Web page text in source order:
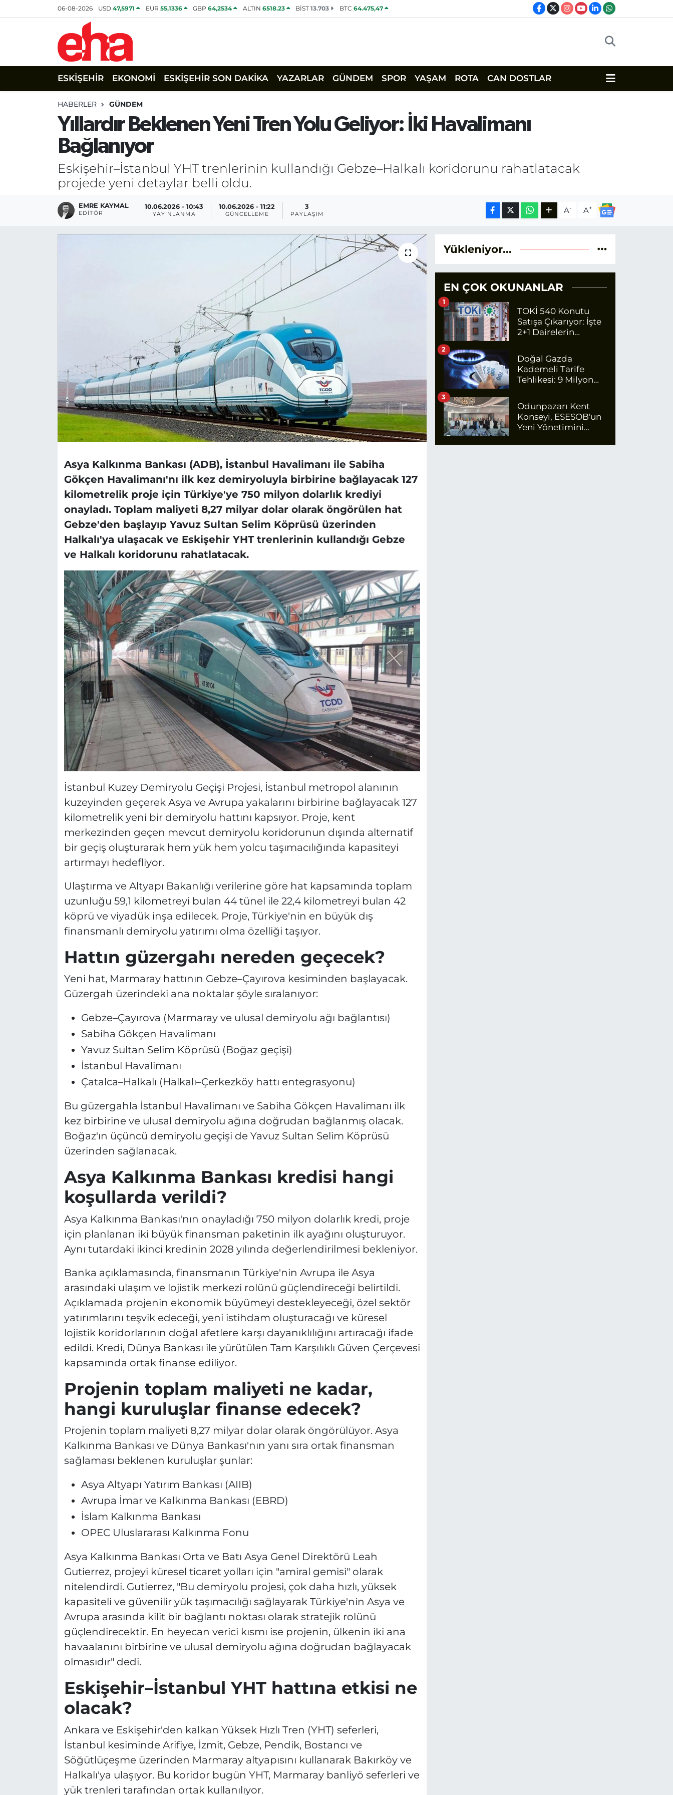
06-08-2026 USD47,5971 EUR 55,1336 GBP64,2534 ALTIN 6518.23 BİST13.703 BTC 64.475,47
ESKİŞEHİR EKONOMİ ESKİŞEHİR SON DAKİKA YAZARLAR GÜNDEM SPOR YAŞAM ROTA CAN DOSTLAR
HABERLER GÜNDEM
Yıllardır Beklenen Yeni Tren Yolu Geliyor: İki Havalimanı
Bağlanıyor
Eskişehir–İstanbul YHT trenlerinin kullandığı Gebze–Halkalı koridorunu rahatlatacak
projede yeni detaylar belli oldu.
EMRE KAYMAL
EDITÖR
10.06.2026 - 10:43
YAYINLANMA
10.06.2026 - 11:22
GÜNCELLEME
3
PAYLAŞIM A- A+
Asya Kalkınma Bankası (ADB), İstanbul Havalimanı ile Sabiha
Gökçen Havalimanı'nı ilk kez demiryoluyla birbirine bağlayacak 127
kilometrelik proje için Türkiye'ye 750 milyon dolarlık krediyi
onayladı. Toplam maliyeti 8,27 milyar dolar olarak öngörülen hat
Gebze'den başlayıp Yavuz Sultan Selim Köprüsü üzerinden
Halkalı'ya ulaşacak ve Eskişehir YHT trenlerinin kullandığı Gebze
ve Halkalı koridorunu rahatlatacak.
İstanbul Kuzey Demiryolu Geçişi Projesi, İstanbul metropol alanının
kuzeyinden geçerek Asya ve Avrupa yakalarını birbirine bağlayacak 127
kilometrelik yeni bir demiryolu hattını kapsıyor. Proje, kent
merkezinden geçen mevcut demiryolu koridorunun dışında alternatif
bir geçiş oluşturarak hem yük hem yolcu taşımacılığında kapasiteyi
artırmayı hedefliyor.
Ulaştırma ve Altyapı Bakanlığı verilerine göre hat kapsamında toplam
uzunluğu 59,1 kilometreyi bulan 44 tünel ile 22,4 kilometreyi bulan 42
köprü ve viyadük inşa edilecek. Proje, Türkiye'nin en büyük dış
finansmanlı demiryolu yatırımı olma özelliği taşıyor.
Hattın güzergahı nereden geçecek?
Yeni hat, Marmaray hattının Gebze–Çayırova kesiminden başlayacak.
Güzergah üzerindeki ana noktalar şöyle sıralanıyor:
Gebze–Çayırova (Marmaray ve ulusal demiryolu ağı bağlantısı)
Sabiha Gökçen Havalimanı
Yavuz Sultan Selim Köprüsü (Boğaz geçişi)
İstanbul Havalimanı
Çatalca–Halkalı (Halkalı–Çerkezköy hattı entegrasyonu)
Bu güzergahla İstanbul Havalimanı ve Sabiha Gökçen Havalimanı ilk
kez birbirine ve ulusal demiryolu ağına doğrudan bağlanmış olacak.
Boğaz'ın üçüncü demiryolu geçişi de Yavuz Sultan Selim Köprüsü
üzerinden sağlanacak.
Asya Kalkınma Bankası kredisi hangi
koşullarda verildi?
Asya Kalkınma Bankası'nın onayladığı 750 milyon dolarlık kredi, proje
için planlanan iki büyük finansman paketinin ilk ayağını oluşturuyor.
Aynı tutardaki ikinci kredinin 2028 yılında değerlendirilmesi bekleniyor.
Banka açıklamasında, finansmanın Türkiye'nin Avrupa ile Asya
arasındaki ulaşım ve lojistik merkezi rolünü güçlendireceği belirtildi.
Açıklamada projenin ekonomik büyümeyi destekleyeceği, özel sektör
yatırımlarını teşvik edeceği, yeni istihdam oluşturacağı ve küresel
lojistik koridorlarının doğal afetlere karşı dayanıklılığını artıracağı ifade
edildi. Kredi, Dünya Bankası ile yürütülen Tam Karşılıklı Güven Çerçevesi
kapsamında ortak finanse ediliyor.
Projenin toplam maliyeti ne kadar,
hangi kuruluşlar finanse edecek?
Projenin toplam maliyeti 8,27 milyar dolar olarak öngörülüyor. Asya
Kalkınma Bankası ve Dünya Bankası'nın yanı sıra ortak finansman
sağlaması beklenen kuruluşlar şunlar:
Asya Altyapı Yatırım Bankası (AIIB)
Avrupa İmar ve Kalkınma Bankası (EBRD)
İslam Kalkınma Bankası
OPEC Uluslararası Kalkınma Fonu
Asya Kalkınma Bankası Orta ve Batı Asya Genel Direktörü Leah
Gutierrez, projeyi küresel ticaret yolları için "amiral gemisi" olarak
nitelendirdi. Gutierrez, "Bu demiryolu projesi, çok daha hızlı, yüksek
kapasiteli ve güvenilir yük taşımacılığı sağlayarak Türkiye'nin Asya ve
Avrupa arasında kilit bir bağlantı noktası olarak stratejik rolünü
güçlendirecektir. En heyecan verici kısmı ise projenin, ülkenin iki ana
havaalanını birbirine ve ulusal demiryolu ağına doğrudan bağlayacak
olmasıdır" dedi.
Eskişehir–İstanbul YHT hattına etkisi ne
olacak?
Ankara ve Eskişehir'den kalkan Yüksek Hızlı Tren (YHT) seferleri,
İstanbul kesiminde Arifiye, İzmit, Gebze, Pendik, Bostancı ve
Söğütlüçeşme üzerinden Marmaray altyapısını kullanarak Bakırköy ve
Halkalı'ya ulaşıyor. Bu koridor bugün YHT, Marmaray banliyö seferleri ve
yük trenleri tarafından ortak kullanılıyor.
Yükleniyor...
EN ÇOK OKUNANLAR
TOKİ 540 Konutu
Satışa Çıkarıyor: İşte
2+1 Dairelerin
1
Doğal Gazda
Kademeli Tarife
Tehlikesi: 9 Milyon
Ödeyecek
2
Odunpazarı Kent
Konseyi, ESESOB'un
Yeni Yönetimini
3